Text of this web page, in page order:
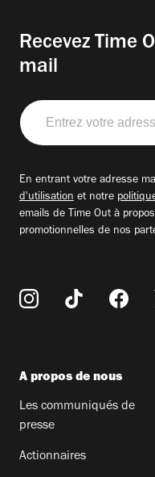
Recevez Time
mail
Entrez
votre
adresse
En entrant votre adresse
d'utilisation et notre
emails de Time Out à
promotionnelles de nos
A propos de nous
Les communiqués de
presse
Actionnaires